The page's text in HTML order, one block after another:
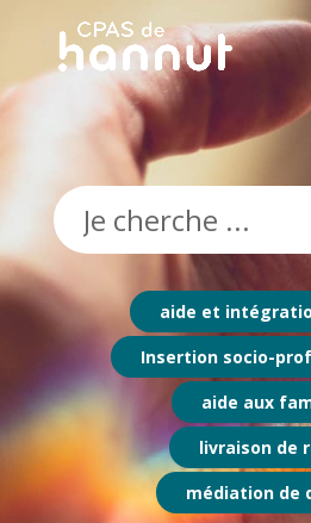
Rechercher:
aide et
Insertion socio-
aide aux
livraison de
médiation de